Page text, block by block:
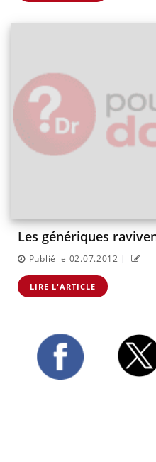
Les génériques
Publié le 02.07.2012 |
LIRE L'ARTICLE